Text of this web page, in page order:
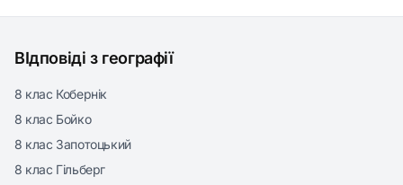
ВІдповіді з географії
8 клас Кобернік
8 клас Бойко
8 клас Запотоцький
8 клас Гільберг